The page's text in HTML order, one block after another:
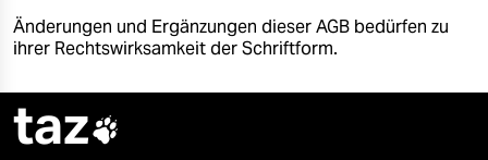
Änderungen und Ergänzungen dieser AGB bedürfen zu
ihrer Rechtswirksamkeit der Schriftform.
taz